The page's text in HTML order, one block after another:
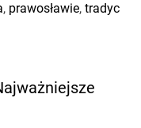
, prawosławie, tradyc